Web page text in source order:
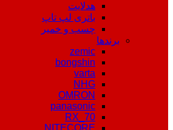
هدلایت
باتری لپ تاپ
چسب و خمیر
برندها
zemic
bongshin
varta
NHG
OMRON
panasonic
RX_70
NITECORE